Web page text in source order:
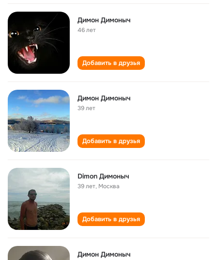
Димон Димоныч
46 лет
Добавить в друзья
Димон Димоныч
39 лет
Добавить в друзья
Dimon Димоныч
39 лет, Москва
Добавить в друзья
Димон Димоныч